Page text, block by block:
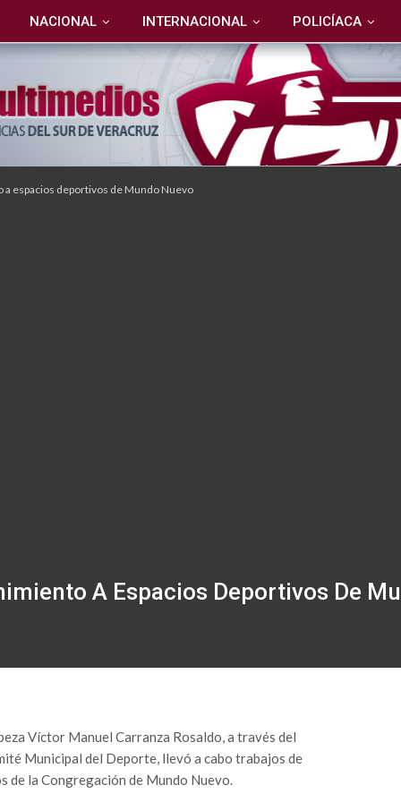
NACIONAL INTERNACIONAL POLICÍACA
espacios deportivos de Mundo Nuevo
A Espacios Deportivos De
Víctor Manuel Carranza Rosaldo, a través del
Municipal del Deporte, llevó a cabo trabajos de
de la Congregación de Mundo Nuevo.